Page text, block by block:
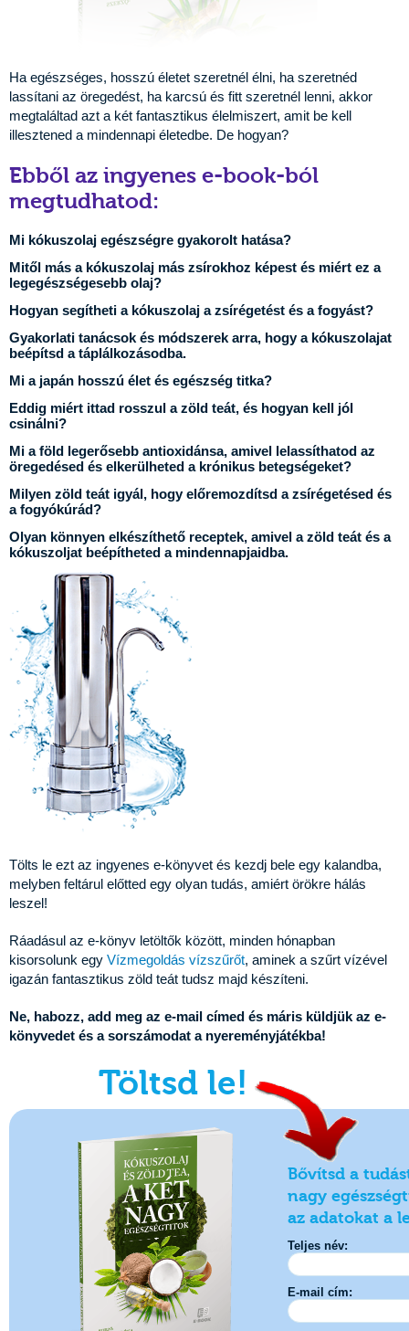
Ha egészséges, hosszú életet szeretnél élni, ha szeretnéd
lassítani az öregedést, ha karcsú és fitt szeretnél lenni, akkor
megtaláltad azt a két fantasztikus élelmiszert, amit be kell
illesztened a mindennapi életedbe. De hogyan?
Ebből az ingyenes e-book-ból
megtudhatod:
Mi kókuszolaj egészségre gyakorolt hatása?
Mitől más a kókuszolaj más zsírokhoz képest és miért ez a
legegészségesebb olaj?
Hogyan segítheti a kókuszolaj a zsírégetést és a fogyást?
Gyakorlati tanácsok és módszerek arra, hogy a kókuszolajat
beépítsd a táplálkozásodba.
Mi a japán hosszú élet és egészség titka?
Eddig miért ittad rosszul a zöld teát, és hogyan kell jól
csinálni?
Mi a föld legerősebb antioxidánsa, amivel lelassíthatod az
öregedésed és elkerülheted a krónikus betegségeket?
Milyen zöld teát igyál, hogy előremozdítsd a zsírégetésed és
a fogyókúrád?
Olyan könnyen elkészíthető receptek, amivel a zöld teát és a
kókuszoljat beépítheted a mindennapjaidba.
Tölts le ezt az ingyenes e-könyvet és kezdj bele egy kalandba,
melyben feltárul előtted egy olyan tudás, amiért örökre hálás
leszel!
Ráadásul az e-könyv letöltők között, minden hónapban
kisorsolunk egy Vízmegoldás vízszűrőt, aminek a szűrt vízével
igazán fantasztikus zöld teát tudsz majd készíteni.
Ne, habozz, add meg az e-mail címed és máris küldjük az e-
könyvedet és a sorszámodat a nyereményjátékba!
Töltsd le!
Bővítsd a
nagy
az adatokat a
Teljes név:
E-mail cím: